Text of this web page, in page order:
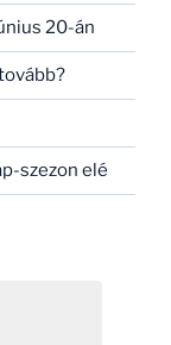
20-án
szezon elé